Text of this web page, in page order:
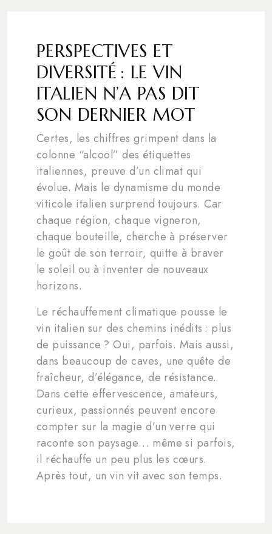
PERSPECTIVES ET
DIVERSITÉ : LE VIN
ITALIEN N’A PAS DIT
SON DERNIER MOT
Certes, les chiffres grimpent dans la
colonne “alcool” des étiquettes
italiennes, preuve d’un climat qui
évolue. Mais le dynamisme du monde
viticole italien surprend toujours. Car
chaque région, chaque vigneron,
chaque bouteille, cherche à préserver
le goût de son terroir, quitte à braver
le soleil ou à inventer de nouveaux
horizons.
Le réchauffement climatique pousse le
vin italien sur des chemins inédits : plus
de puissance ? Oui, parfois. Mais aussi,
dans beaucoup de caves, une quête de
fraîcheur, d’élégance, de résistance.
Dans cette effervescence, amateurs,
curieux, passionnés peuvent encore
compter sur la magie d’un verre qui
raconte son paysage… même si parfois,
il réchauffe un peu plus les cœurs.
Après tout, un vin vit avec son temps.